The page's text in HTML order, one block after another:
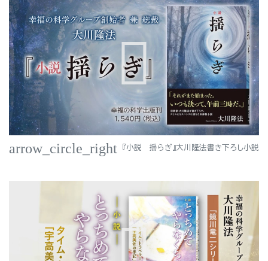
arrow_circle_right 『小説 揺らぎ』大川隆法書き下ろし小説